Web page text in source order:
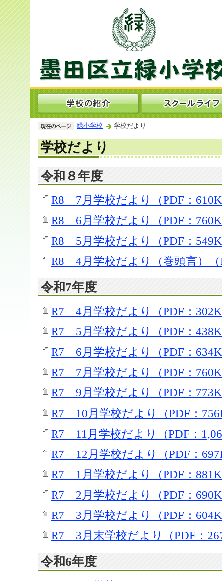
緑小学校 学校だより
学校だより
令和８年度
R8 7月学校だより（PDF：
R8 6月学校だより（PDF：
R8 5月学校だより（PDF：
R8 4月学校だより（巻頭言）（
令和7年度
R7 4月学校だより（PDF：
R7 5月学校だより（PDF：
R7 6月学校だより（PDF：
R7 7月学校だより（PDF：
R7 9月学校だより（PDF：
R7 10月学校だより（PDF：
R7 11月学校だより（PDF：
R7 12月学校だより（PDF：
R7 1月学校だより（PDF：
R7 2月学校だより（PDF：
R7 3月学校だより（PDF：
R7 3月末学校だより（PDF：
令和6年度